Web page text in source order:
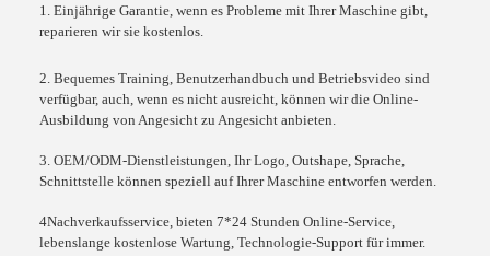
1. Einjährige Garantie, wenn es Probleme mit Ihrer Maschine gibt,
reparieren wir sie kostenlos.
2. Bequemes Training, Benutzerhandbuch und Betriebsvideo sind
verfügbar, auch, wenn es nicht ausreicht, können wir die Online-
Ausbildung von Angesicht zu Angesicht anbieten.
3. OEM/ODM-Dienstleistungen, Ihr Logo, Outshape, Sprache,
Schnittstelle können speziell auf Ihrer Maschine entworfen werden.
4Nachverkaufsservice, bieten 7*24 Stunden Online-Service,
lebenslange kostenlose Wartung, Technologie-Support für immer.